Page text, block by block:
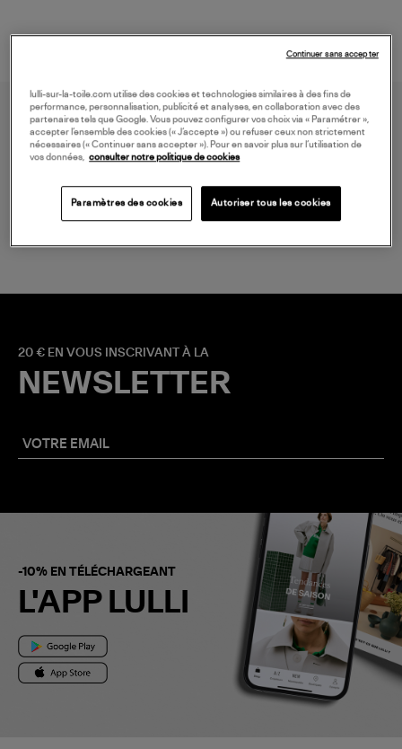
LIVRAISON GRATUITE
à partir de 150 € d'achat*
20 € EN VOUS INSCRIVANT À LA
NEWSLETTER
-10% EN TÉLÉCHARGEANT
L'APP LULLI
lulli-sur-la-toile.com utilise des cookies et technologies similaires à des fins de
performance, personnalisation, publicité et analyses, en collaboration avec des
partenaires tels que Google. Vous pouvez configurer vos choix via « Paramétrer »,
accepter l’ensemble des cookies (« J’accepte ») ou refuser ceux non strictement
nécessaires (« Continuer sans accepter »). Pour en savoir plus sur l’utilisation de
vos données, consulter notre politique de cookies
Paramètres des cookies Autoriser tous les cookies
Continuer sans accepter